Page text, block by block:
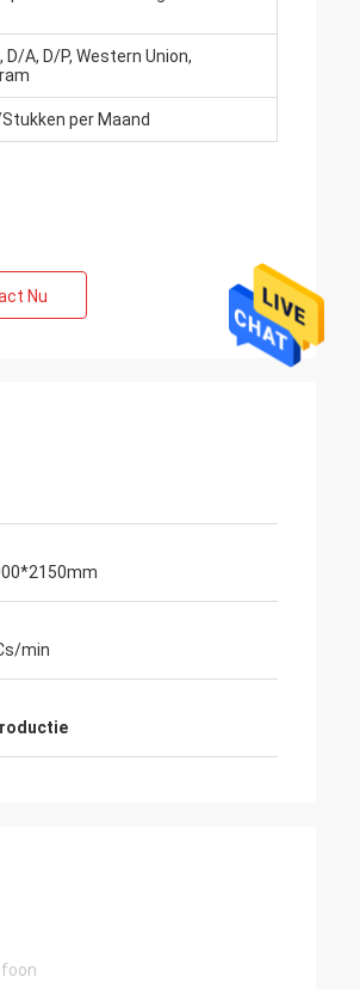
D/A, D/P, Western Union,
per Maand
Nu
min